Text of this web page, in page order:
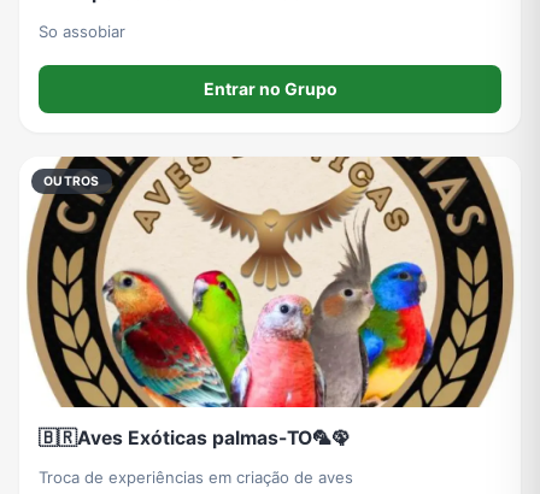
So assobiar
Entrar no Grupo
OUTROS
🇧🇷Aves Exóticas palmas-TO🦜🦚
Troca de experiências em criação de aves